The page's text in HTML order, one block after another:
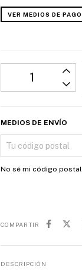
VER MEDIOS DE PAGO
MEDIOS DE ENVÍO
No sé mi código postal
COMPARTIR
DESCRIPCIÓN